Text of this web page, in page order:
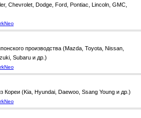
Chevrolet, Dodge, Ford, Pontiac, Lincoln, GMC,
производства (Mazda, Toyota, Nissan,
Subaru и др.)
Кореи (Kia, Hyundai, Daewoo, Ssang Young и др.)